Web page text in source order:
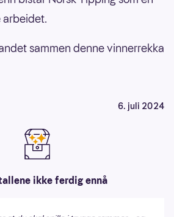
sammen denne vinnerrekka
6. juli 2024
ikke ferdig ennå